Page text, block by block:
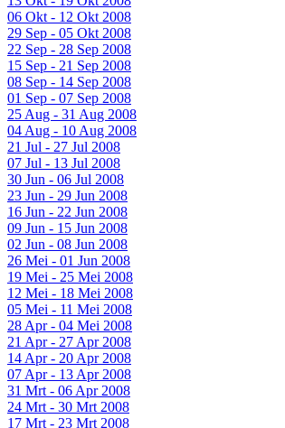
06 Okt - 12 Okt 2008
29 Sep - 05 Okt 2008
22 Sep - 28 Sep 2008
15 Sep - 21 Sep 2008
08 Sep - 14 Sep 2008
01 Sep - 07 Sep 2008
25 Aug - 31 Aug 2008
04 Aug - 10 Aug 2008
21 Jul - 27 Jul 2008
07 Jul - 13 Jul 2008
30 Jun - 06 Jul 2008
23 Jun - 29 Jun 2008
16 Jun - 22 Jun 2008
09 Jun - 15 Jun 2008
02 Jun - 08 Jun 2008
26 Mei - 01 Jun 2008
19 Mei - 25 Mei 2008
12 Mei - 18 Mei 2008
05 Mei - 11 Mei 2008
28 Apr - 04 Mei 2008
21 Apr - 27 Apr 2008
14 Apr - 20 Apr 2008
07 Apr - 13 Apr 2008
31 Mrt - 06 Apr 2008
24 Mrt - 30 Mrt 2008
17 Mrt - 23 Mrt 2008